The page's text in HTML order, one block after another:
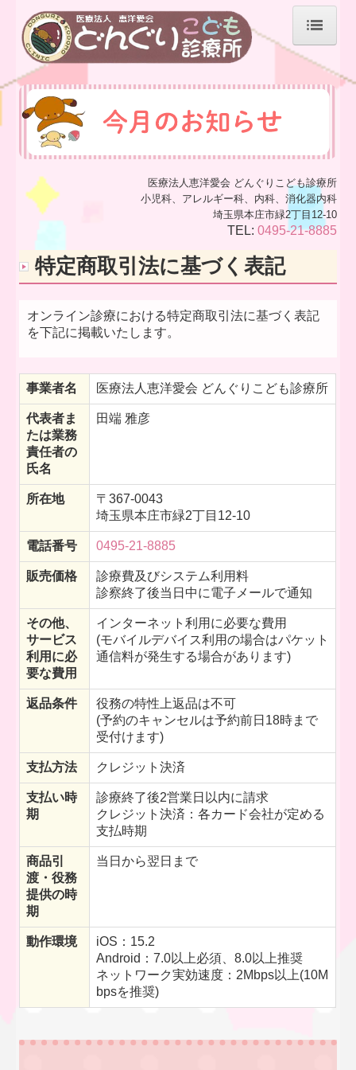
ホーム
診療予約の注意点
新型コロナウイルス感染症対策について
診療所の場所
患者さんへのお知らせ
医師のご紹介
当院のご案内
当院の感染症対策について
マイナンバーカード持参のお願い
保険医療機関及び保険医療療養担当規則等
長期収載品の保険給付のあり方の見直し
お友達の＊絵＊紹介
リンク集
オンライン診療について
特定商取引法に基づく表記
医療法人恵洋愛会 どんぐりこども診療所
小児科、アレルギー科、内科、消化器内科
埼玉県本庄市緑2丁目12-10
TEL: 0495-21-8885
特定商取引法に基づく表記
オンライン診療における特定商取引法に基づく表記
を下記に掲載いたします。
事業者名 医療法人恵洋愛会 どんぐりこども診療所
代表者ま
たは業務
責任者の
氏名
田端 雅彦
所在地
〒367-0043
埼玉県本庄市緑2丁目12-10
電話番号 0495-21-8885
販売価格
診療費及びシステム利用料
診察終了後当日中に電子メールで通知
その他、
サービス
利用に必
要な費用
インターネット利用に必要な費用
(モバイルデバイス利用の場合はパケット
通信料が発生する場合があります)
返品条件
役務の特性上返品は不可
(予約のキャンセルは予約前日18時まで
受付けます)
支払方法 クレジット決済
支払い時
期
診療終了後2営業日以内に請求
クレジット決済：各カード会社が定める
支払時期
商品引
渡・役務
提供の時
期
当日から翌日まで
動作環境
iOS：15.2
Android：7.0以上必須、8.0以上推奨
ネットワーク実効速度：2Mbps以上(10M
bpsを推奨)